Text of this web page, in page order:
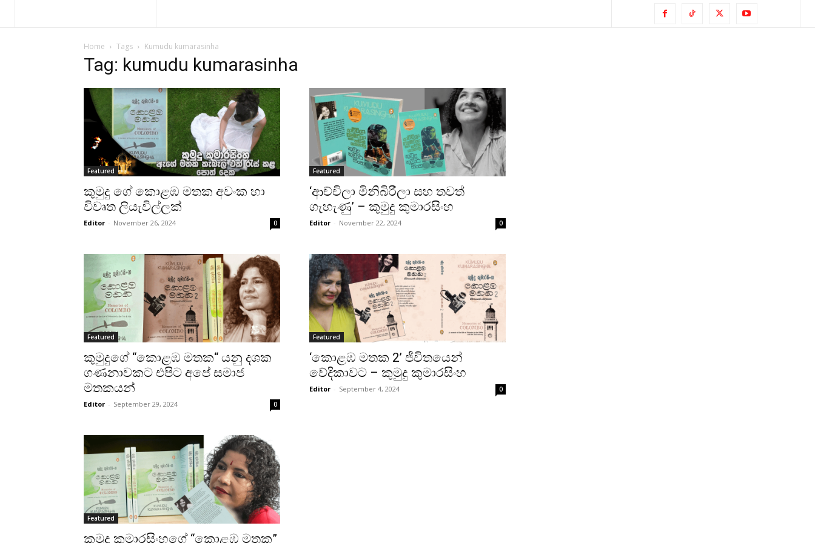
Home Tags Kumudu kumarasinha
Tag: kumudu kumarasinha
Featured
කුමුදු ගේ කොළඹ මතක අවංක හා
විවෘත ලියැවිල්ලක්
Editor - November 26, 2024 0
Featured
‘ආච්චිලා මිනිබිරීලා සහ තවත්
ගැහැණු’ – කුමුදු කුමාරසිංහ
Editor - November 22, 2024 0
Featured
කුමුදුගේ “කොළඹ මතක“ යනු දශක
ගණනාවකට එපිට අපේ සමාජ
මතකයන්
Editor - September 29, 2024 0
Featured
‘කොළඹ මතක 2’ ජීවිතයෙන්
වේදිකාවට – කුමුදු කුමාරසිංහ
Editor - September 4, 2024 0
Featured
කුමුදු කුමාරසිංහගේ “කොළඹ මතක”